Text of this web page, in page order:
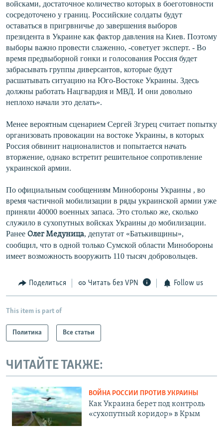
войсками, достаточное количество которых в боеготовности
сосредоточено у границ. Российские солдаты будут
оставаться в пригрвничье до завершения выборов
президента в Украине как фактор давления на Киев. Поэтому
выборы важно провести слаженно, -советует эксперт. - Во
время предвыборной гонки и голосования Россия будет
забрасывать группы диверсантов, которые будут
расшатывать ситуацию на Юго-Востоке Украины. Здесь
должны работать Нацгвардия и МВД. И они довольно
неплохо начали это делать».
Менее вероятным сценарием Сергей Згурец считает попытку
организовать провокации на востоке Украины, в которых
Россия обвинит националистов и попытается начать
вторжение, однако встретит решительное сопротивление
украинской армии.
По официальным сообщениям Минобороны Украины , во
время частичной мобилизации в ряды украинской армии уже
приняли 40000 военных запаса. Это столько же, сколько
служило в сухопутных войсках Украины до мобилизации.
Ранее Олег Медуница, депутат от «Батькивщины»,
сообщил, что в одной только Сумской области Минобороны
имеет возможность вооружить 110 тысяч добровольцев.
Поделиться Читать без VPN Follow us
This item is part of
Политика Все статьи
ЧИТАЙТЕ ТАКЖЕ:
ВОЙНА РОССИИ ПРОТИВ УКРАИНЫ
Как Украина берет под контроль
«сухопутный коридор» в Крым